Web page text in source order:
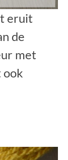
eruit
de
met
ook